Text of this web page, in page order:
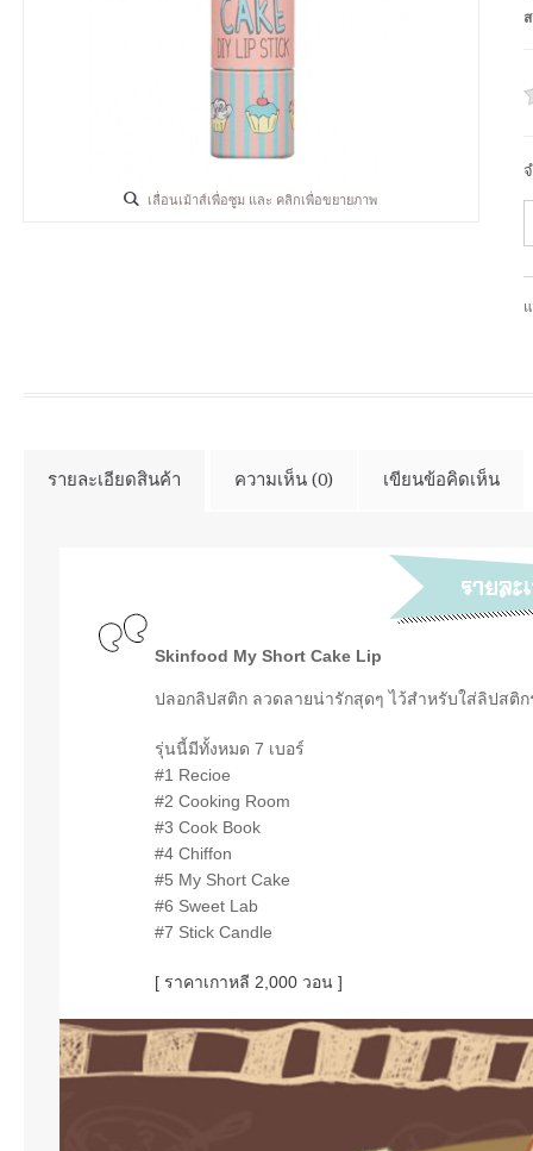
เลื่อนเม้าส์เพื่อซูม และ คลิกเพื่อขยายภาพ
รายละเอียดสินค้า ความเห็น (0) เขียนข้อคิดเห็น
Skinfood My Short Cake Lip
ปลอกลิปสติก ลวดลายน่ารักสุดๆ ไว้สำหรับใส่ลิปสติก
รุ่นนี้มีทั้งหมด 7 เบอร์
#1 Recioe
#2 Cooking Room
#3 Cook Book
#4 Chiffon
#5 My Short Cake
#6 Sweet Lab
#7 Stick Candle
[ ราคาเกาหลี 2,000 วอน ]